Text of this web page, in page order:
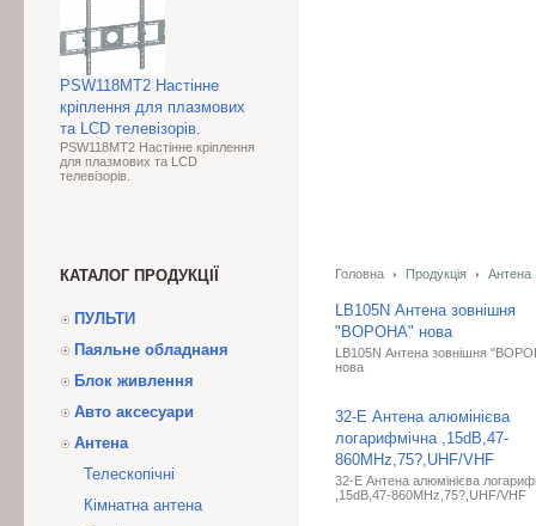
PSW118MT2 Настінне
кріплення для плазмових
та LCD телевізорів.
PSW118MT2 Настінне кріплення
для плазмових та LCD
телевізорів.
КАТАЛОГ ПРОДУКЦІЇ
ПУЛЬТИ
Паяльне обладнаня
Блок живлення
Авто аксесуари
Антена
Телескопічні
Кімнатна антена
Головна Продукція Антена
LB105N Антена зовнішня
"ВОРОНА" нова
LB105N Антена зовнішня
нова
32-E Антена алюмінієва
логарифмічна ,15dB,47-
860MHz,75?,UHF/VHF
32-E Антена алюмінієва
,15dB,47-860MHz,75?,UHF/VHF